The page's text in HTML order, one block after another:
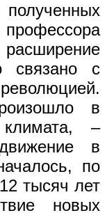
связано с
в
климата, –
в
по
тысяч лет
новых